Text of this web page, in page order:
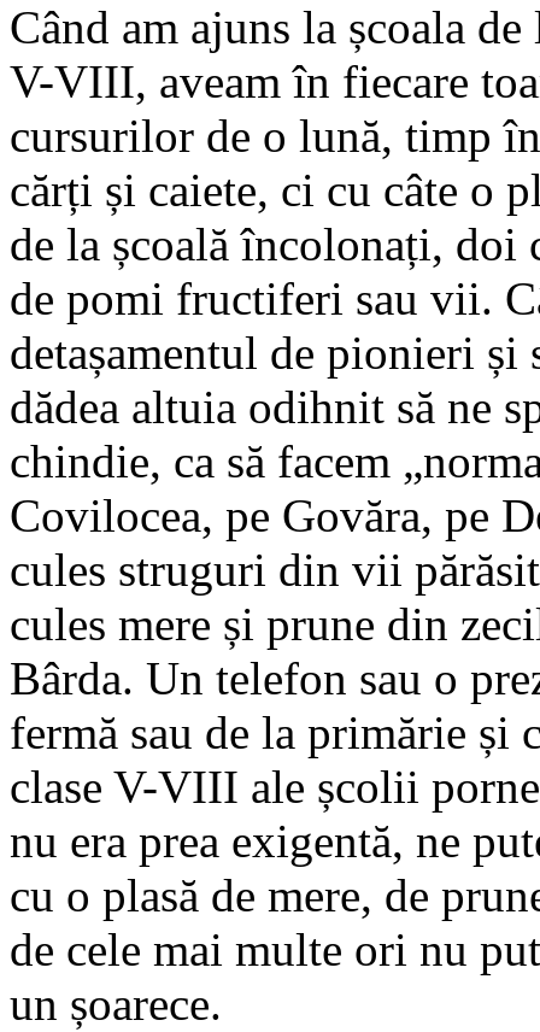
Când am ajuns la școala
V-VIII, aveam în fiecare
cursurilor de o lună, timp
cărți și caiete, ci cu câte o
de la școală încolonați, doi
de pomi fructiferi sau vii.
detașamentul de pionieri
dădea altuia odihnit să ne
chindie, ca să facem
Covilocea, pe Govăra, pe
cules struguri din vii
cules mere și prune din
Bârda. Un telefon sau o
fermă sau de la primărie și
clase V-VIII ale școlii
nu era prea exigentă, ne
cu o plasă de mere, de
de cele mai multe ori nu
un șoarece.